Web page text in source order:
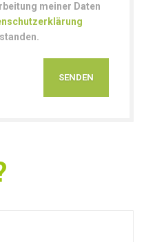
meiner Daten